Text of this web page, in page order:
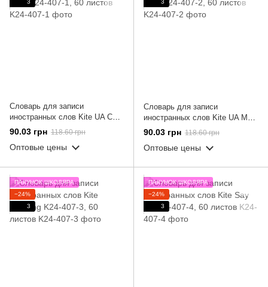
3
Словарь для записи
иностранных слов Kite UA Cats
K24-407-1, 60 листов
90.03 грн 118.60 грн
Оптовые цены
3
Словарь для записи
иностранных слов Kite UA Map
K24-407-2, 60 листов
90.03 грн 118.60 грн
Оптовые цены
ПАКУНОК ШКОЛЯРА
−24%
3
ПАКУНОК ШКОЛЯРА
−24%
3